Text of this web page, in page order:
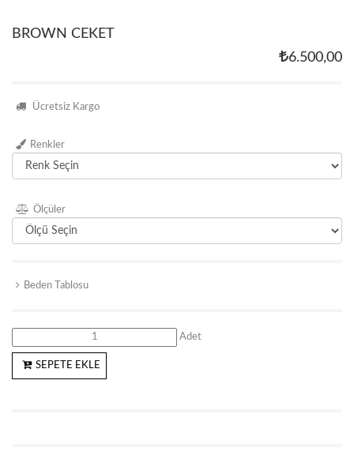
BROWN CEKET
6.500,00
Ücretsiz Kargo
Renkler
Ölçüler
Beden Tablosu
Adet
SEPETE EKLE